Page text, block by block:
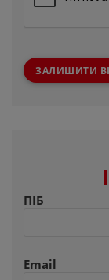
ЗАЛИШИТИ
ПІБ
Email